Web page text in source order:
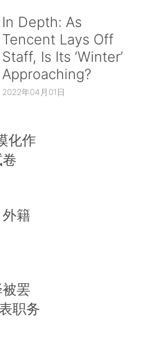
In Depth: As
Tencent Lays Off
Staff, Is Its ‘Winter’
Approaching?
2022年04月01日
化作
籍
罢
职务